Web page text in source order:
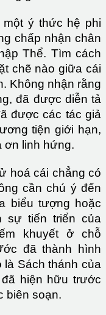
ý thức hệ phi
chấp nhận chân
Thể. Tìm cách
chẽ nào giữa cái
Không nhận rằng
đã được diễn tả
được các tác giả
tiện giới hạn,
ơn linh hứng.
hoá cái chẳng có
cần chú ý đến
biểu tượng hoặc
sự tiến triển của
khuyết ở chỗ
đã thành hình
là Sách thánh của
hiện hữu trước
biên soạn.